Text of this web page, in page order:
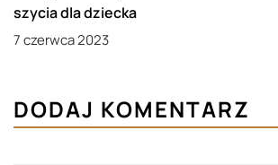
szycia dla dziecka
7 czerwca 2023
DODAJ KOMENTARZ